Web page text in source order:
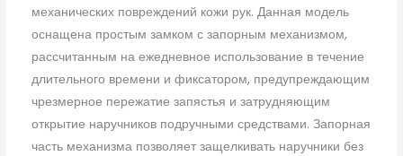
механических повреждений кожи рук. Данная модель
оснащена простым замком с запорным механизмом,
рассчитанным на ежедневное использование в течение
длительного времени и фиксатором, предупреждающим
чрезмерное пережатие запястья и затрудняющим
открытие наручников подручными средствами. Запорная
часть механизма позволяет защелкивать наручники без